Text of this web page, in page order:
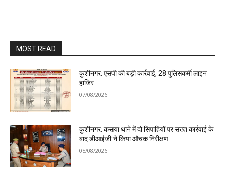
MOST READ
कुशीनगर: एसपी की बड़ी कार्रवाई, 28 पुलिसकर्मी लाइन
हाजिर
07/08/2026
कुशीनगर: कसया थाने में दो सिपाहियों पर सख्त कार्रवाई के
बाद डीआईजी ने किया औचक निरीक्षण
05/08/2026